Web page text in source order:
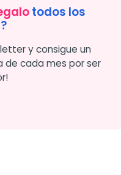
todos los
y consigue un
de cada mes por ser